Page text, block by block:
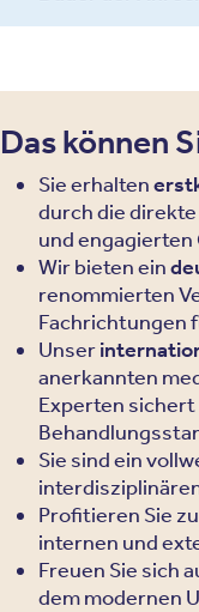
Das können
Sie erhalten
durch die
und
Wir bieten ein
renommierten
Fachrichtungen
Unser
anerkannten
Experten
Sie sind ein
Profitieren Sie
internen und
Freuen Sie sich
dem modernen